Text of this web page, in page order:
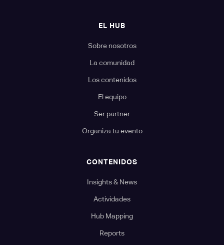
EL HUB
Sobre nosotros
La comunidad
Los contenidos
El equipo
Ser partner
Organiza tu evento
CONTENIDOS
Insights & News
Actividades
Hub Mapping
Reports